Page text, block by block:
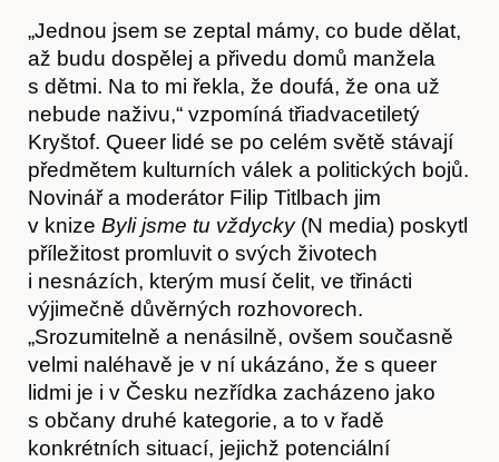
Akce
O nás
„Jednou jsem se zeptal mámy, co bude dělat,
až budu dospělej a přivedu domů manžela
s dětmi. Na to mi řekla, že doufá, že ona už
nebude naživu,“ vzpomíná třiadvacetiletý
Kryštof. Queer lidé se po celém světě stávají
předmětem kulturních válek a politických bojů.
Novinář a moderátor Filip Titlbach jim
v knize Byli jsme tu vždycky(N media) poskytl
příležitost promluvit o svých životech
i nesnázích, kterým musí čelit, ve třinácti
výjimečně důvěrných rozhovorech.
„Srozumitelně a nenásilně, ovšem současně
velmi naléhavě je v ní ukázáno, že s queer
lidmi je i v Česku nezřídka zacházeno jako
s občany druhé kategorie, a to v řadě
konkrétních situací, jejichž potenciální